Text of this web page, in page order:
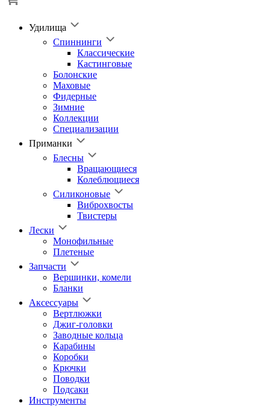
Удилища
Спиннинги
Классические
Кастинговые
Болонские
Маховые
Фидерные
Зимние
Коллекции
Специализации
Приманки
Блесны
Вращающиеся
Колеблющиеся
Силиконовые
Виброхвосты
Твистеры
Лески
Монофильные
Плетеные
Запчасти
Вершинки, комели
Бланки
Аксессуары
Вертлюжки
Джиг-головки
Заводные кольца
Карабины
Коробки
Крючки
Поводки
Подсаки
Инструменты